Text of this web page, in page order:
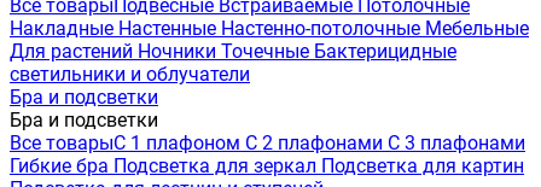
Все товарыПодвесные Встраиваемые Потолочные
Накладные Настенные Настенно-потолочные Мебельные
Для растений Ночники Точечные Бактерицидные
светильники и облучатели
Бра и подсветки
Бра и подсветки
Все товарыС 1 плафоном С 2 плафонами С 3 плафонами
Гибкие бра Подсветка для зеркал Подсветка для картин